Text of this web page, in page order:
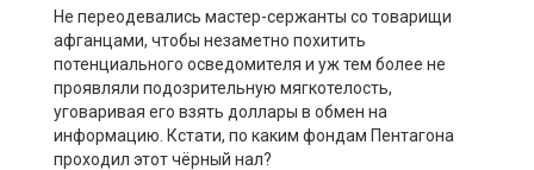
Не переодевались мастер-сержанты со товарищи
афганцами, чтобы незаметно похитить
потенциального осведомителя и уж тем более не
проявляли подозрительную мягкотелость,
уговаривая его взять доллары в обмен на
информацию. Кстати, по каким фондам Пентагона
проходил этот чёрный нал?